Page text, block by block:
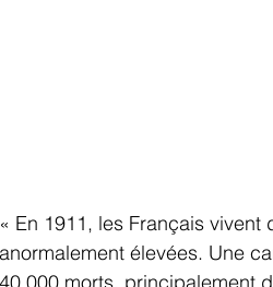
« En 1911, les Français
anormalement élevées. Une